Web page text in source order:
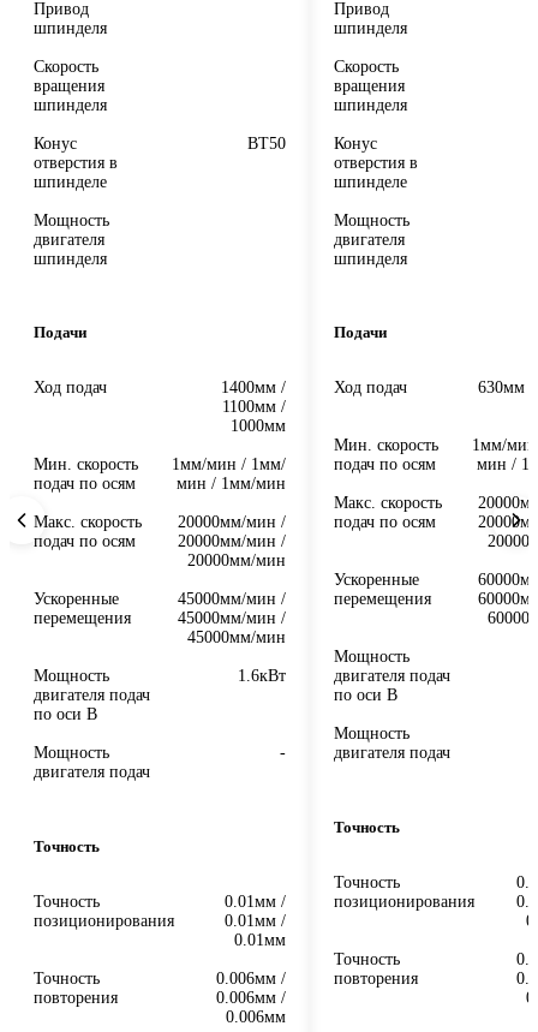
Привод
шпинделя
Скорость
вращения
шпинделя
Конус
отверстия в
шпинделе
BT50
Мощность
двигателя
шпинделя
Подачи
Ход подач
1400мм /
1100мм /
1000мм
Мин. скорость
подач по осям
1мм/мин / 1мм/
мин / 1мм/мин
Макс. скорость
подач по осям
20000мм/мин /
20000мм/мин /
20000мм/мин
Ускоренные
перемещения
45000мм/мин /
45000мм/мин /
45000мм/мин
Мощность
двигателя подач
по оси B
1.6кВт
Мощность
двигателя подач
-
Точность
Точность
позиционирования
0.01мм /
0.01мм /
0.01мм
Точность
повторения
0.006мм /
0.006мм /
0.006мм
Привод
шпинделя
Скорость
вращения
шпинделя
Конус
отверстия в
шпинделе
Мощность
двигателя
шпинделя
Подачи
Ход подач
630мм
Мин. скорость
подач по осям
1мм/
мин /
Макс. скорость
подач по осям
Ускоренные
перемещения
Мощность
двигателя подач
по оси B
Мощность
двигателя подач
Точность
Точность
позиционирования
Точность
повторения